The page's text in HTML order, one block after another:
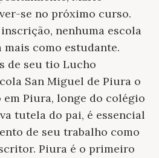
se no próximo curso.
nenhuma escola
como estudante.
de seu tio Lucho
San Miguel de Piura o
em Piura, longe do colégio
tutela do pai, é essencial
de seu trabalho como
Piura é o primeiro